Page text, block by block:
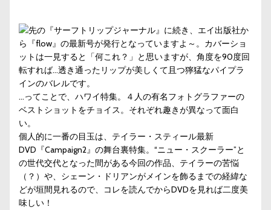
先の『サーフトリップジャーナル』に続き、エイ出版社か
ら『flow』の最新号が発行となっていますよ～。カバーショ
ットは一見すると「何これ？」と思いますが、角度を90度回
転すれば…透き通ったリップが美しくて且つ獰猛なパイプラ
インのバレルです。
…ってことで、ハワイ特集。４人の有名フォトグラファーの
ベストショットをチョイス。それぞれ趣きが異なって面白
い。
個人的に一番の目玉は、テイラー・スティール最新
DVD『Campaign2』の舞台裏特集。“ニュー・スクーラー”と
の世代交代となった間がある今回の作品、テイラーの苦悩
（？）や、シェーン・ドリアンがメインを飾るまでの経緯な
どが垣間見れるので、コレを読んでからDVDを見れば二度美
味しい！